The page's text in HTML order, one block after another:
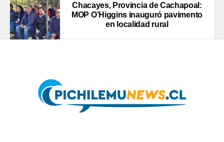
Chacayes, Provincia de Cachapoal:
MOP O’Higgins inauguró pavimento
en localidad rural